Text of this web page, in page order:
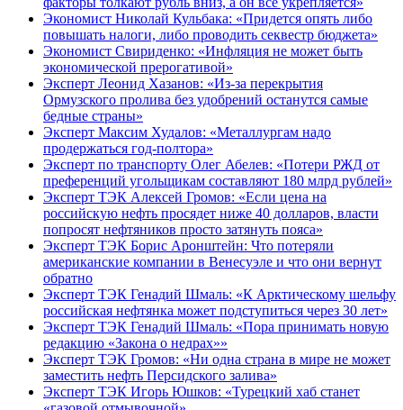
Экономист Николай Кульбака: «Придется опять либо
повышать налоги, либо проводить секвестр бюджета»
Экономист Свириденко: «Инфляция не может быть
экономической прерогативой»
Эксперт Леонид Хазанов: «Из-за перекрытия
Ормузского пролива без удобрений останутся самые
бедные страны»
Эксперт Максим Худалов: «Металлургам надо
продержаться год-полтора»
Эксперт по транспорту Олег Абелев: «Потери РЖД от
преференций угольщикам составляют 180 млрд рублей»
Эксперт ТЭК Алексей Громов: «Если цена на
российскую нефть просядет ниже 40 долларов, власти
попросят нефтяников просто затянуть пояса»
Эксперт ТЭК Борис Аронштейн: Что потеряли
американские компании в Венесуэле и что они вернут
обратно
Эксперт ТЭК Генадий Шмаль: «К Арктическому шельфу
российская нефтянка может подступиться через 30 лет»
Эксперт ТЭК Генадий Шмаль: «Пора принимать новую
редакцию «Закона о недрах»»
Эксперт ТЭК Громов: «Ни одна страна в мире не может
заместить нефть Персидского залива»
Эксперт ТЭК Игорь Юшков: «Турецкий хаб станет